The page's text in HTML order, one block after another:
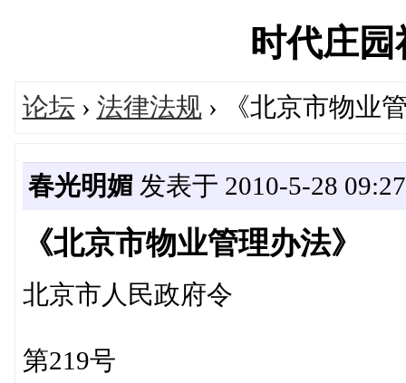
时代庄
论坛 › 法律法规› 《北京市物业
春光明媚 发表于 2010-5-28
《北京市物业管理办法》
北京市人民政府令
第219号